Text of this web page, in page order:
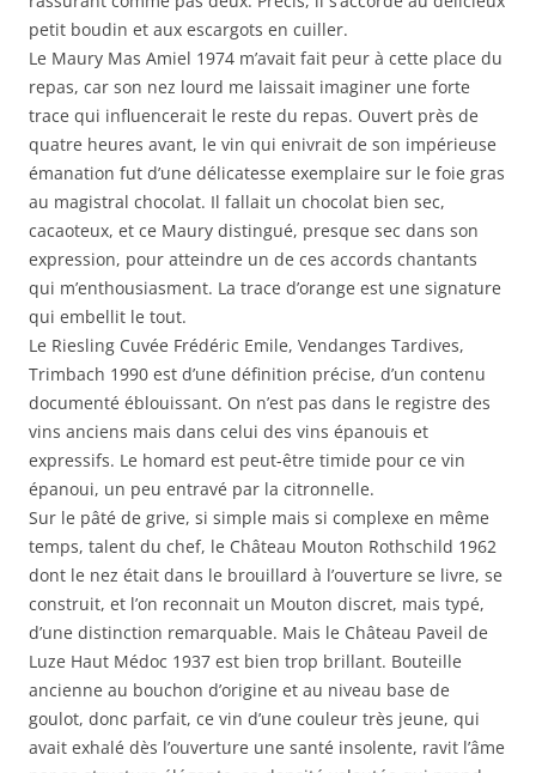
petit boudin et aux escargots en cuiller.
Le Maury Mas Amiel 1974 m’avait fait peur à cette place du
repas, car son nez lourd me laissait imaginer une forte
trace qui influencerait le reste du repas. Ouvert près de
quatre heures avant, le vin qui enivrait de son impérieuse
émanation fut d’une délicatesse exemplaire sur le foie gras
au magistral chocolat. Il fallait un chocolat bien sec,
cacaoteux, et ce Maury distingué, presque sec dans son
expression, pour atteindre un de ces accords chantants
qui m’enthousiasment. La trace d’orange est une signature
qui embellit le tout.
Le Riesling Cuvée Frédéric Emile, Vendanges Tardives,
Trimbach 1990 est d’une définition précise, d’un contenu
documenté éblouissant. On n’est pas dans le registre des
vins anciens mais dans celui des vins épanouis et
expressifs. Le homard est peut-être timide pour ce vin
épanoui, un peu entravé par la citronnelle.
Sur le pâté de grive, si simple mais si complexe en même
temps, talent du chef, le Château Mouton Rothschild 1962
dont le nez était dans le brouillard à l’ouverture se livre, se
construit, et l’on reconnait un Mouton discret, mais typé,
d’une distinction remarquable. Mais le Château Paveil de
Luze Haut Médoc 1937 est bien trop brillant. Bouteille
ancienne au bouchon d’origine et au niveau base de
goulot, donc parfait, ce vin d’une couleur très jeune, qui
avait exhalé dès l’ouverture une santé insolente, ravit l’âme